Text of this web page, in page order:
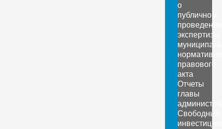
о
публичном
проведении
экспертизы
правового
акта
Отчеты
главы
Свободные